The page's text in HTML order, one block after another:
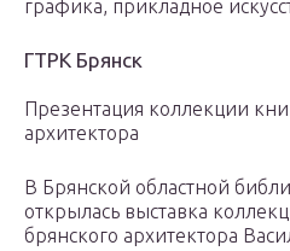
графика, прикладное
ГТРК Брянск
Презентация коллекции
архитектора
В Брянской областной
открылась выставка
брянского архитектора